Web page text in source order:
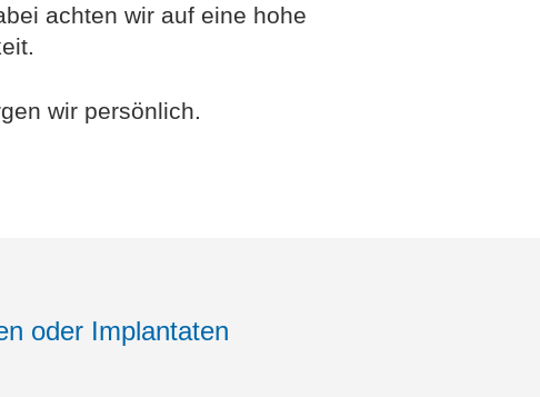
achten wir auf eine hohe
wir persönlich.
oder Implantaten